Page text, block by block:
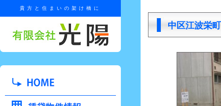
貴方と住まいの架け橋に
中区江波栄町